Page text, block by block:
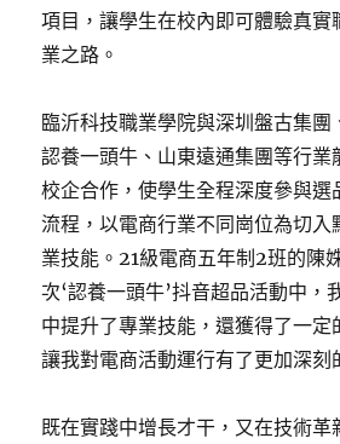
項目，讓學生在校內即可體驗真實
業之路。
臨沂科技職業學院與深圳盤古集團
認養一頭牛、山東遠通集團等行業
校企合作，使學生全程深度參與選
流程，以電商行業不同崗位為切入
業技能。21級電商五年制2班的陳
次‘認養一頭牛’抖音超品活動中，
中提升了專業技能，還獲得了一定
讓我對電商活動運行有了更加深刻
既在實踐中增長才干，又在技術革